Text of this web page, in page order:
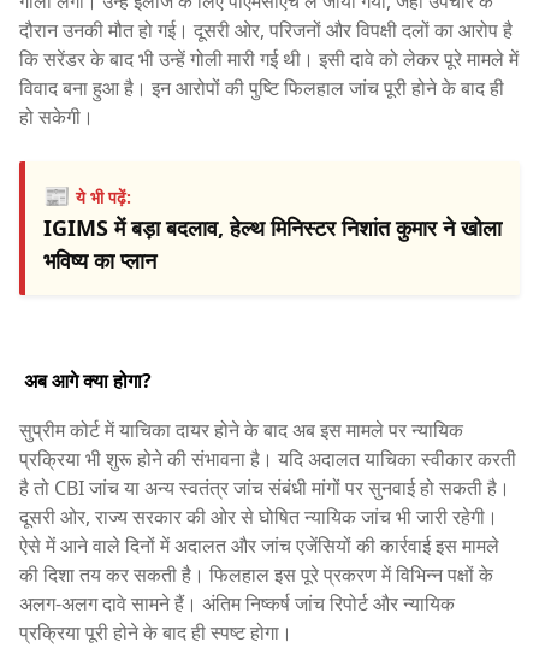
दौरान उनकी मौत हो गई। दूसरी ओर, परिजनों और विपक्षी दलों का आरोप है
कि सरेंडर के बाद भी उन्हें गोली मारी गई थी। इसी दावे को लेकर पूरे मामले में
विवाद बना हुआ है। इन आरोपों की पुष्टि फिलहाल जांच पूरी होने के बाद ही
हो सकेगी।
📰ये भी पढ़ें:
IGIMS में बड़ा बदलाव, हेल्थ मिनिस्टर निशांत कुमार ने खोला
भविष्य का प्लान
अब आगे क्या होगा?
सुप्रीम कोर्ट में याचिका दायर होने के बाद अब इस मामले पर न्यायिक
प्रक्रिया भी शुरू होने की संभावना है। यदि अदालत याचिका स्वीकार करती
है तो CBI जांच या अन्य स्वतंत्र जांच संबंधी मांगों पर सुनवाई हो सकती है।
दूसरी ओर, राज्य सरकार की ओर से घोषित न्यायिक जांच भी जारी रहेगी।
ऐसे में आने वाले दिनों में अदालत और जांच एजेंसियों की कार्रवाई इस मामले
की दिशा तय कर सकती है। फिलहाल इस पूरे प्रकरण में विभिन्न पक्षों के
अलग-अलग दावे सामने हैं। अंतिम निष्कर्ष जांच रिपोर्ट और न्यायिक
प्रक्रिया पूरी होने के बाद ही स्पष्ट होगा।